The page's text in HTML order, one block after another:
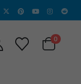
0